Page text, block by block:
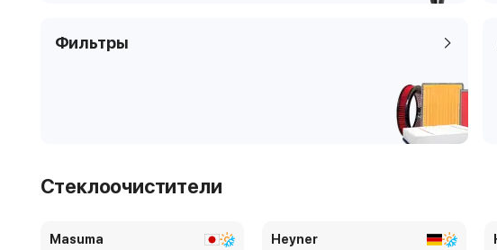
Тип
Код
Тип платформы
Код кузова
Фильтры
Стеклоочистители
Masuma Heyner